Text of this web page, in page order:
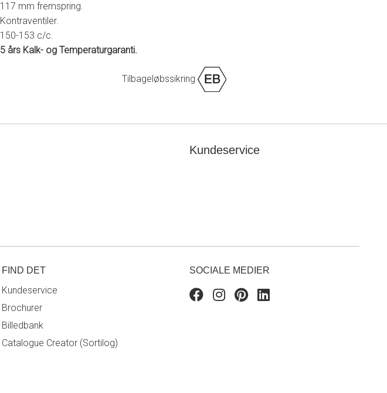
117 mm fremspring.
Kontraventiler.
150-153 c/c.
5 års Kalk- og Temperaturgaranti.
Tilbageløbssikring
Kundeservice
FIND DET
Kundeservice
Brochurer
Billedbank
Catalogue Creator (Sortilog)
SOCIALE MEDIER
FacebookInstagram
Pinterest